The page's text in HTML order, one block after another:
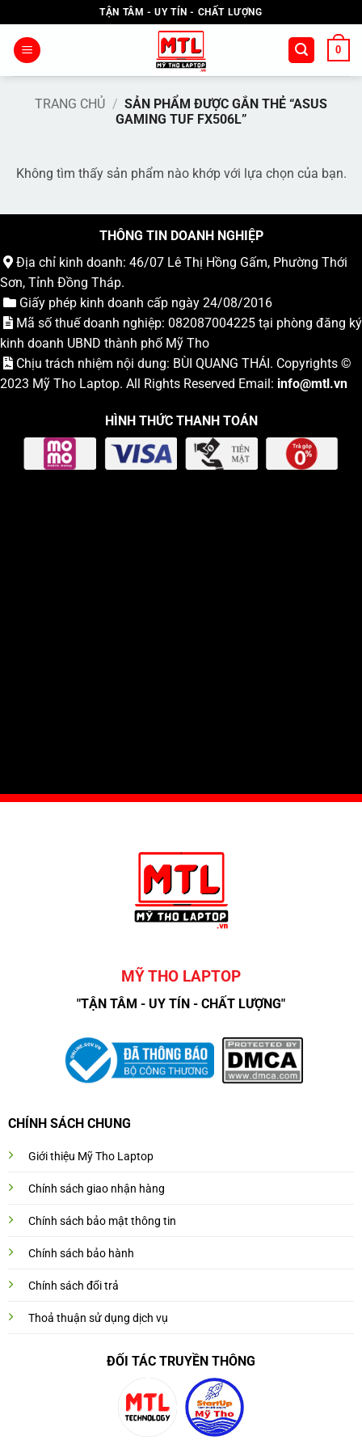
qua
nội
TẬN TÂM - UY TÍN - CHẤT LƯỢNG
0
TRANG CHỦ / SẢN PHẨM ĐƯỢC GẮN THẺ “ASUS
GAMING TUF FX506L”
Không tìm thấy sản phẩm nào khớp với lựa chọn của bạn.
THÔNG TIN DOANH NGHIỆP
Địa chỉ kinh doanh: 46/07 Lê Thị Hồng Gấm, Phường Thới
Sơn, Tỉnh Đồng Tháp.
Giấy phép kinh doanh cấp ngày 24/08/2016
Mã số thuế doanh nghiệp: 082087004225 tại phòng đăng ký
kinh doanh UBND thành phố Mỹ Tho
Chịu trách nhiệm nội dung: BÙI QUANG THÁI. Copyrights ©
2023 Mỹ Tho Laptop. All Rights Reserved Email: info@mtl.vn
HÌNH THỨC THANH TOÁN
MỸ THO LAPTOP
"TẬN TÂM - UY TÍN - CHẤT LƯỢNG"
CHÍNH SÁCH CHUNG
Giới thiệu Mỹ Tho Laptop
Chính sách giao nhận hàng
Chính sách bảo mật thông tin
Chính sách bảo hành
Chính sách đổi trả
Thoả thuận sử dụng dịch vụ
ĐỐI TÁC TRUYỀN THÔNG